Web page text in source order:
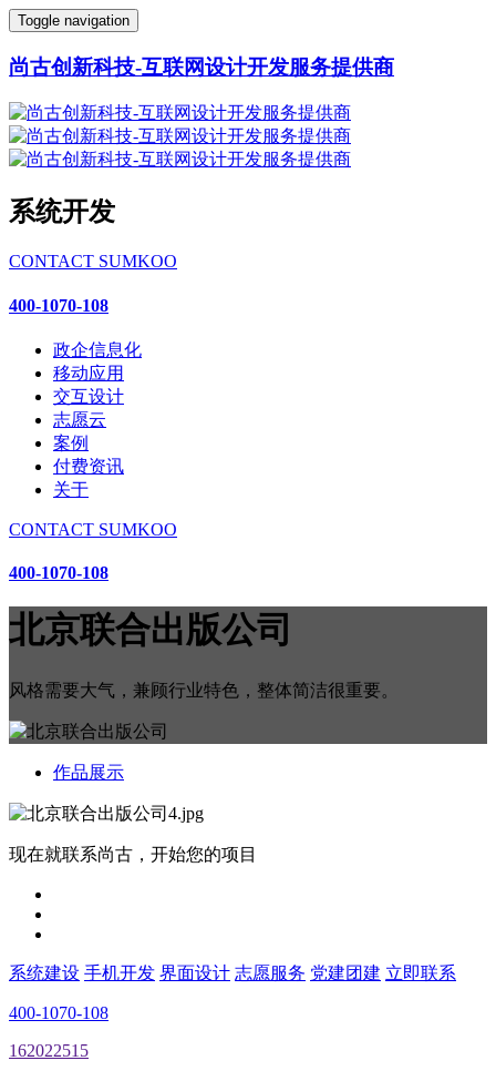
Toggle navigation
尚古创新科技-互联网设计开发服务提供商
系统开发
CONTACT SUMKOO
400-1070-108
政企信息化
移动应用
交互设计
志愿云
案例
付费资讯
关于
CONTACT SUMKOO
400-1070-108
北京联合出版公司
风格需要大气，兼顾行业特色，整体简洁很重要。
作品展示
现在就联系尚古，开始您的项目
系统建设 手机开发 界面设计 志愿服务 党建团建 立即联系
400-1070-108
162022515